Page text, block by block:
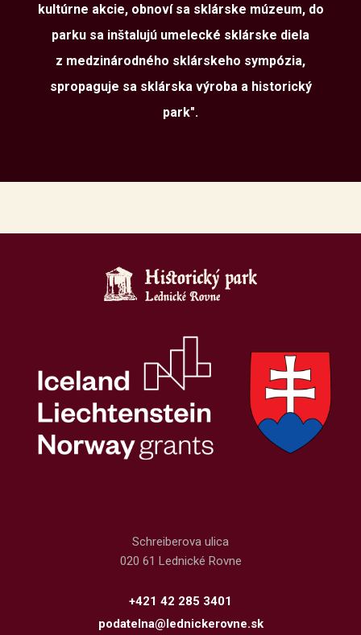
kultúrne akcie, obnoví sa sklárske múzeum, do
parku sa inštalujú umelecké sklárske diela
z medzinárodného sklárskeho sympózia,
spropaguje sa sklárska výroba a historický
park".
Schreiberova ulica
020 61 Lednické Rovne
+421 42 285 3401
podatelna@lednickerovne.sk